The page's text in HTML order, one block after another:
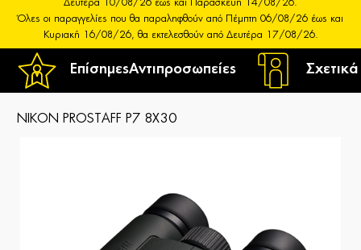
ΕπίσημεςΑντιπροσωπείες
Δευτέρα 10/08/26 έως και Παρασκευή 14/08/26.
Όλες οι παραγγελίες που θα παραληφθούν από Πέμπτη 06/08/26 έως και
Κυριακή 16/08/26, θα εκτελεσθούν από Δευτέρα 17/08/26.
NIKON PROSTAFF P7 8X30